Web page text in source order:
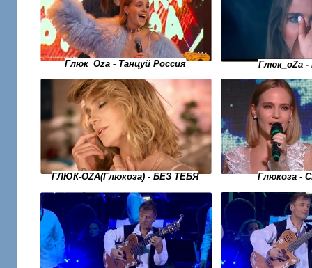
Глюк_Oza - Танцуй Россия Глюк_оZа
ГЛЮК-OZA(Глюкоза) - БЕЗ ТЕБЯ Глюкоза -